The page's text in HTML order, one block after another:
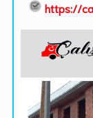
https://